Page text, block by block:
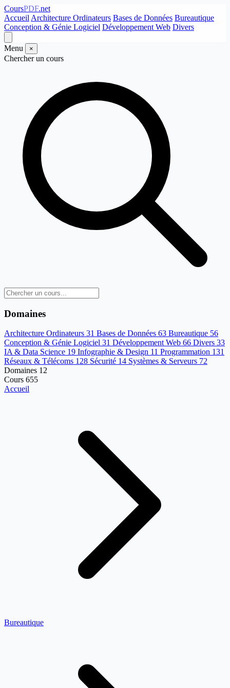
CoursPDF.net
Accueil Architecture Ordinateurs Bases de Données Bureautique
Conception & Génie Logiciel Développement Web Divers
Menu ×
Chercher un cours
Domaines
Architecture Ordinateurs 31 Bases de Données 63 Bureautique 56
Conception & Génie Logiciel 31 Développement Web 66 Divers 33
IA & Data Science 19 Infographie & Design 11 Programmation 131
Réseaux & Télécoms 128 Sécurité 14 Systèmes & Serveurs 72
Domaines 12
Cours 655
Accueil
Bureautique